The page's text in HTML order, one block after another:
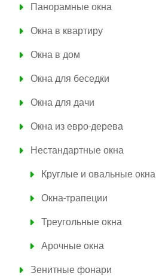
Панорамные окна
Окна в квартиру
Окна в дом
Окна для беседки
Окна для дачи
Окна из евро-дерева
Нестандартные окна
Круглые и овальные окна
Окна-трапеции
Треугольные окна
Арочные окна
Зенитные фонари